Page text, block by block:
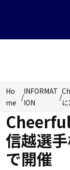
Ho
me
/
INFORMAT
ION
/
信越選
で開催